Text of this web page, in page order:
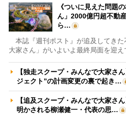
《ついに見えた問題
ん」2000億円超不動
ら…
本誌『週刊ポスト』が追及してきた
大家さん」がいよいよ最終局面を迎え
【独走スクープ・みんなで大家さ
ジェクト”の計画変更の裏で起き…
【追及スクープ・みんなで大家さ
明かされる柳瀬健一・代表の思…